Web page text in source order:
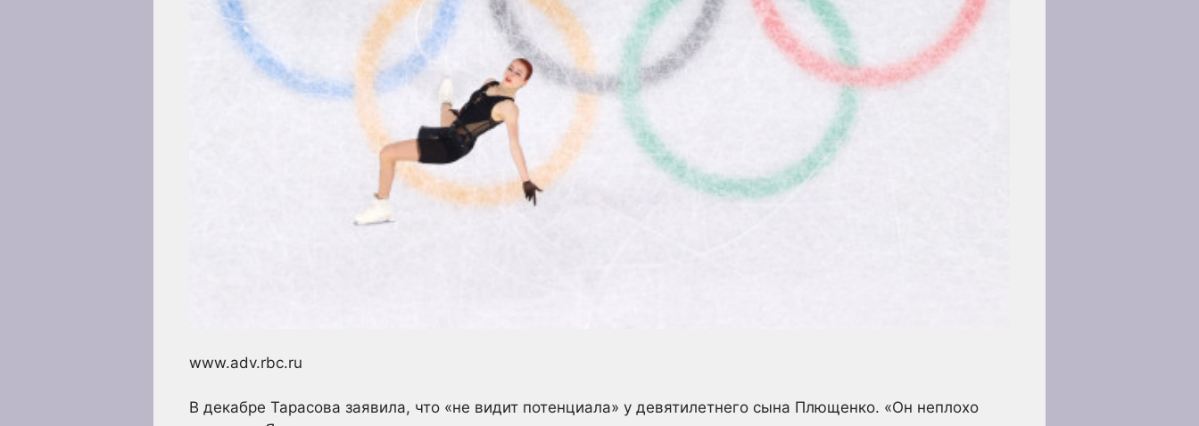
www.adv.rbc.ru
В декабре Тарасова заявила, что «не видит потенциала» у девятилетнего сына Плющенко. «Он неплохо